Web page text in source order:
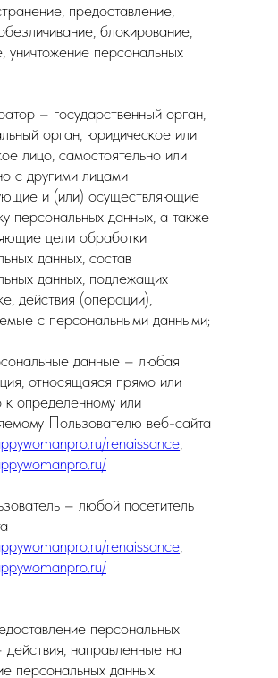
предоставление,
блокирование,
уничтожение персональных
– государственный орган,
орган, юридическое или
лицо, самостоятельно или
с другими лицами
и (или) осуществляющие
персональных данных, а также
цели обработки
данных, состав
данных, подлежащих
действия (операции),
с персональными данными;
данные – любая
относящаяся прямо или
к определенному или
Пользователю веб-сайта
renaissance
– любой посетитель
renaissance
персональных
действия, направленные на
персональных данных